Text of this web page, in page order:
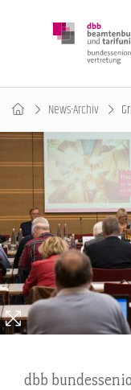
News-Archiv
dbb